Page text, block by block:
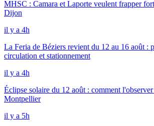
MHSC : Camara et Laporte veulent frapper
Dijon
il y a 4h
La Feria de Béziers revient du 12 au 16 août :
circulation et stationnement
il y a 4h
Éclipse solaire du 12 août : comment l'observer
Montpellier
il y a 5h